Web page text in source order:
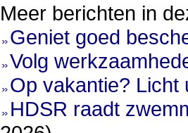
Meer berichten in
Geniet goed
Volg
Op vakantie? Licht
HDSR raadt